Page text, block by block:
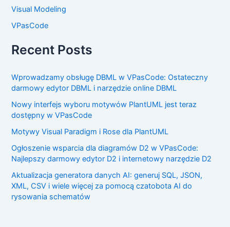
Visual Modeling
VPasCode
Recent Posts
Wprowadzamy obsługę DBML w VPasCode: Ostateczny
darmowy edytor DBML i narzędzie online DBML
Nowy interfejs wyboru motywów PlantUML jest teraz
dostępny w VPasCode
Motywy Visual Paradigm i Rose dla PlantUML
Ogłoszenie wsparcia dla diagramów D2 w VPasCode:
Najlepszy darmowy edytor D2 i internetowy narzędzie D2
Aktualizacja generatora danych AI: generuj SQL, JSON,
XML, CSV i wiele więcej za pomocą czatobota AI do
rysowania schematów